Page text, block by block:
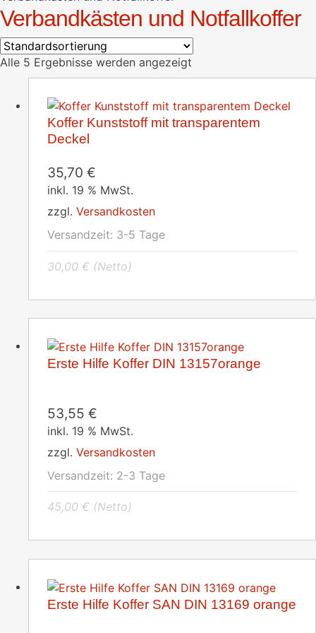
Verbandkästen und Notfallkoffer
Alle 5 Ergebnisse werden angezeigt
Koffer Kunststoff mit transparentem
Deckel
35,70 €
inkl. 19 % MwSt.
zzgl. Versandkosten
Versandzeit: 3-5 Tage
30,00 € (Netto)
Erste Hilfe Koffer DIN 13157orange
53,55 €
inkl. 19 % MwSt.
zzgl. Versandkosten
Versandzeit: 2-3 Tage
45,00 € (Netto)
Erste Hilfe Koffer SAN DIN 13169 orange